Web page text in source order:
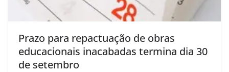
Prazo para repactuação de obras
educacionais inacabadas termina dia 30
de setembro